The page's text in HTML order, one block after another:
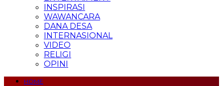
INSPIRASI
WAWANCARA
DANA DESA
INTERNASIONAL
VIDEO
RELIGI
OPINI
HOME